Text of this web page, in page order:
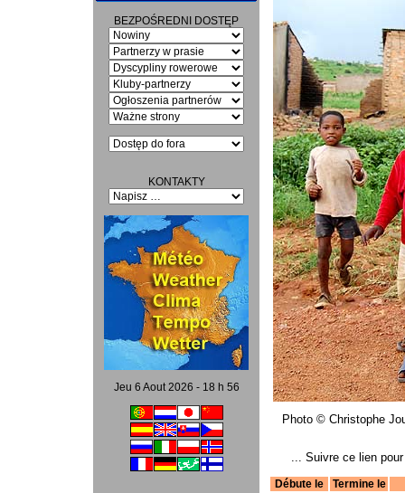
BEZPOŚREDNI DOSTĘP
KONTAKTY
Jeu 6 Aout 2026 - 18 h 56
Photo © Christophe
... Suivre ce lien
Débute le
Termine le